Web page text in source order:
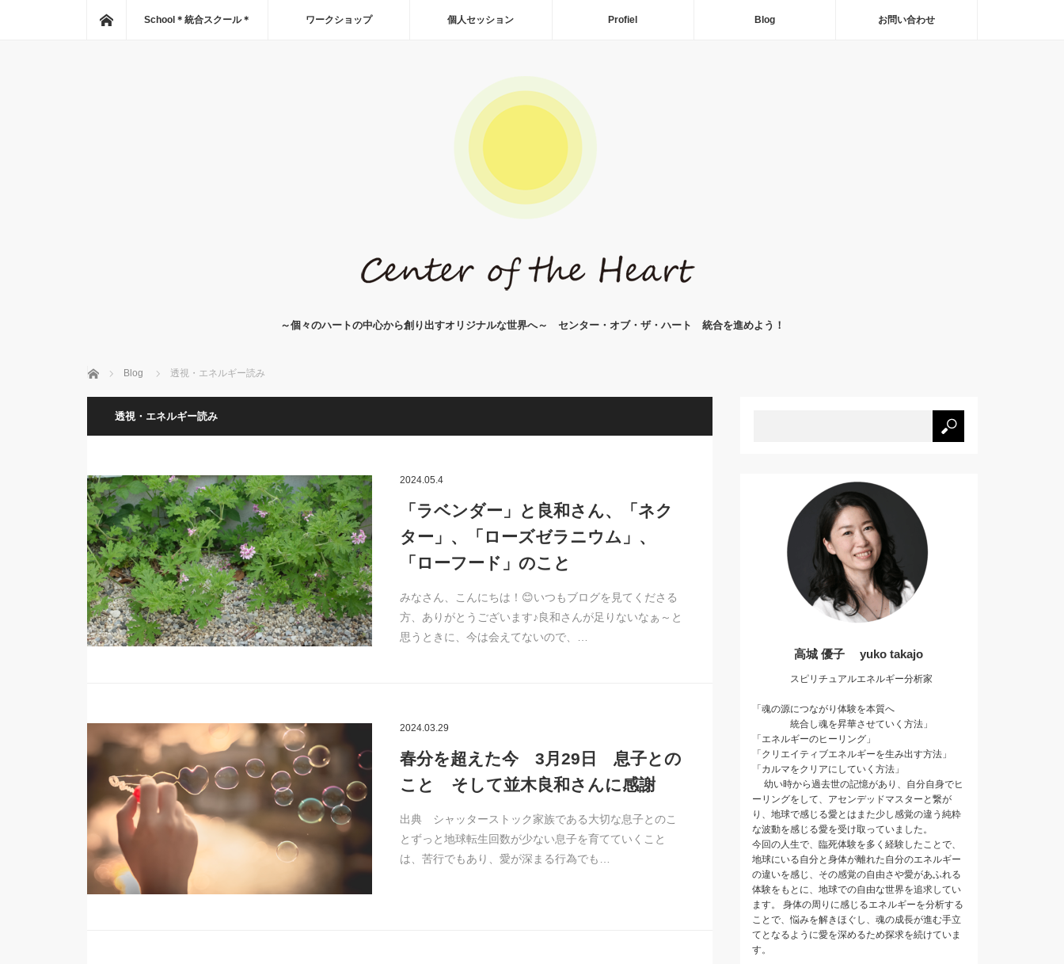
Home
School＊統合スクール＊ ワークショップ 個人セッション Profiel Blog お問い合わせ
～個々のハートの中心から創り出すオリジナルな世界へ～ センター・オブ・ザ・ハート 統合を進めよう！
Home Blog 透視・エネルギー読み
透視・エネルギー読み
2024.05.4
「ラベンダー」と良和さん、「ネク
ター」、「ローズゼラニウム」、
「ローフード」のこと
みなさん、こんにちは！😊いつもブログを見てくださる
方、ありがとうございます♪良和さんが足りないなぁ～と
思うときに、今は会えてないので、…
2024.03.29
春分を超えた今 3月29日 息子との
こと そして並木良和さんに感謝
出典 シャッターストック家族である大切な息子とのこ
とずっと地球転生回数が少ない息子を育てていくこと
は、苦行でもあり、愛が深まる行為でも…
高城 優子 yuko takajo
スピリチュアルエネルギー分析家
「魂の源につながり体験を本質へ
統合し魂を昇華させていく方法」
「エネルギーのヒーリング」
「クリエイティブエネルギーを生み出す方法」
「カルマをクリアにしていく方法」
幼い時から過去世の記憶があり、自分自身でヒ
ーリングをして、アセンデッドマスターと繋が
り、地球で感じる愛とはまた少し感覚の違う純粋
な波動を感じる愛を受け取っていました。
今回の人生で、臨死体験を多く経験したことで、
地球にいる自分と身体が離れた自分のエネルギー
の違いを感じ、その感覚の自由さや愛があふれる
体験をもとに、地球での自由な世界を追求してい
ます。 身体の周りに感じるエネルギーを分析する
ことで、悩みを解きほぐし、魂の成長が進む手立
てとなるように愛を深めるため探求を続けていま
す。